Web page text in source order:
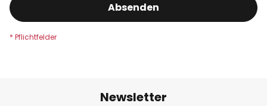
Absenden
Newsletter